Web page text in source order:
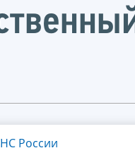
России